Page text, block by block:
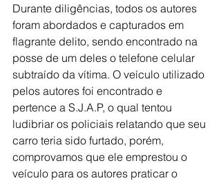
Durante diligências, todos os autores
foram abordados e capturados em
flagrante delito, sendo encontrado na
posse de um deles o telefone celular
subtraído da vítima. O veículo utilizado
pelos autores foi encontrado e
pertence a S.J.A.P, o qual tentou
ludibriar os policiais relatando que seu
carro teria sido furtado, porém,
comprovamos que ele emprestou o
veículo para os autores praticar o